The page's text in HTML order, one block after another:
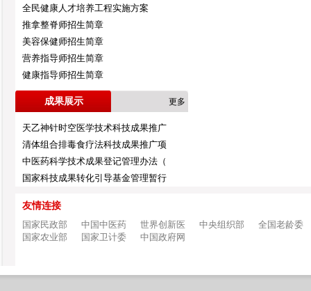
全民健康人才培养工程实施方案
推拿整脊师招生简章
美容保健师招生简章
营养指导师招生简章
健康指导师招生简章
成果展示 更多
天乙神针时空医学技术科技成果推广
清体组合排毒食疗法科技成果推广项
中医药科学技术成果登记管理办法（
国家科技成果转化引导基金管理暂行
友情连接
国家民政部
中国中医药 世界创新医 中央组织部
全国老龄委
国家农业部
国家卫计委 中国政府网